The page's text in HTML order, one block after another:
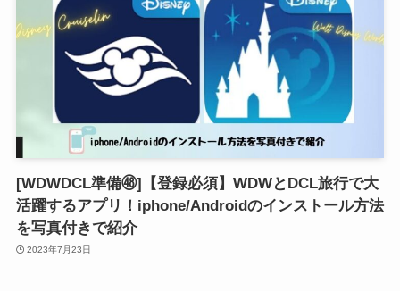
[WDWDCL準備㊽]【登録必須】WDWとDCL旅行で大
活躍するアプリ！iphone/Androidのインストール方法
を写真付きで紹介
2023年7月23日